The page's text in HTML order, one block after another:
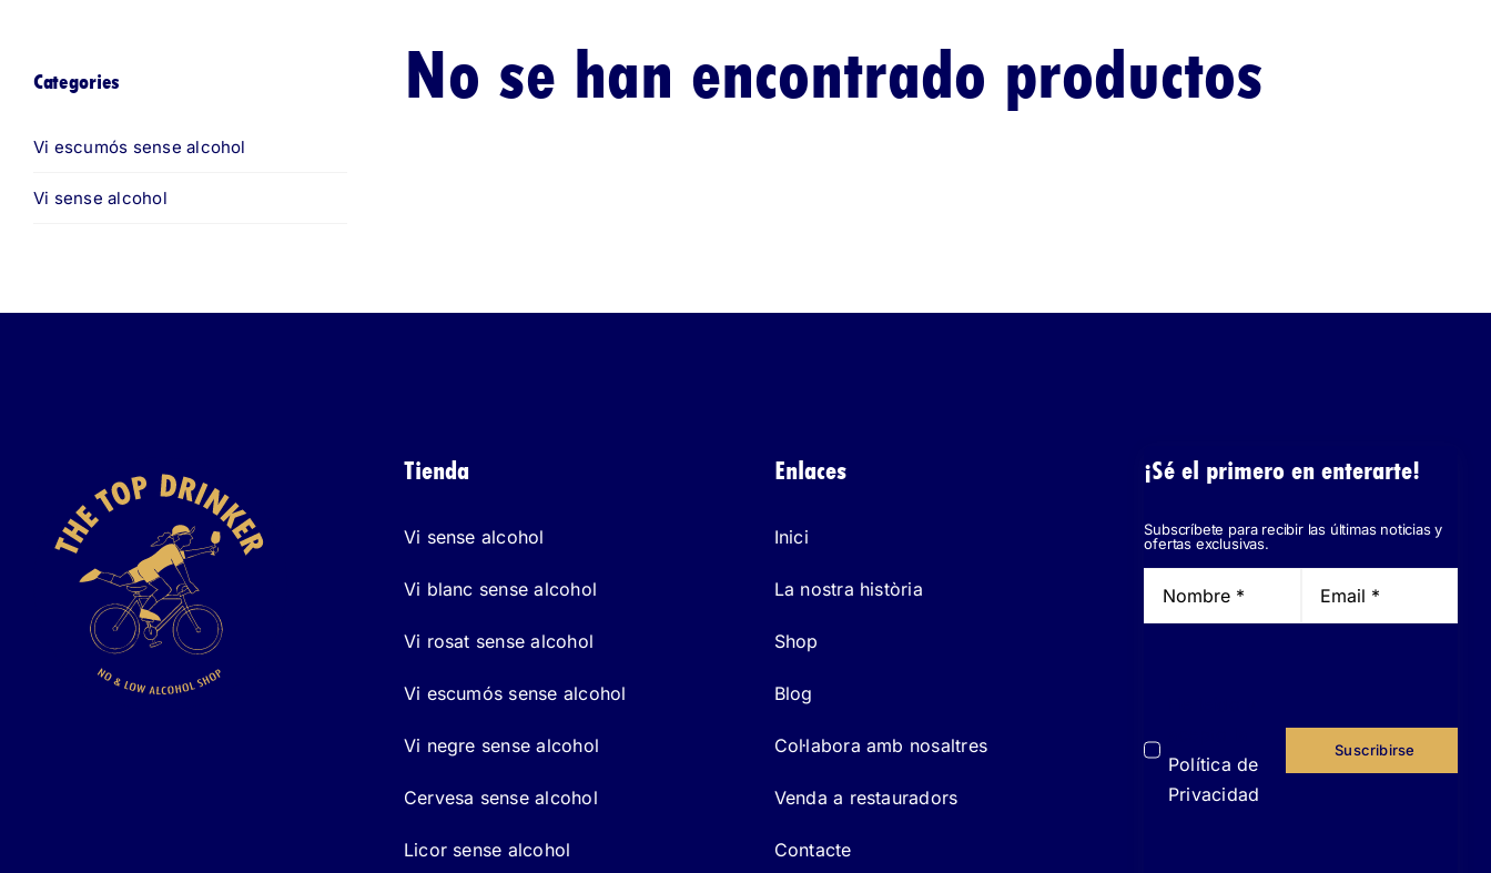
Categories
Vi escumós sense alcohol
Vi sense alcohol
No se han encontrado productos
Tienda
Vi sense alcohol
Vi blanc sense alcohol
Vi rosat sense alcohol
Vi escumós sense alcohol
Vi negre sense alcohol
Cervesa sense alcohol
Licor sense alcohol
Enlaces
Inici
La nostra història
Shop
Blog
Col·labora amb nosaltres
Venda a restauradors
Contacte
¡Sé el primero en enterarte!
Subscríbete para recibir las últimas noticias y
ofertas exclusivas.
Política de
Privacidad
Suscribirse